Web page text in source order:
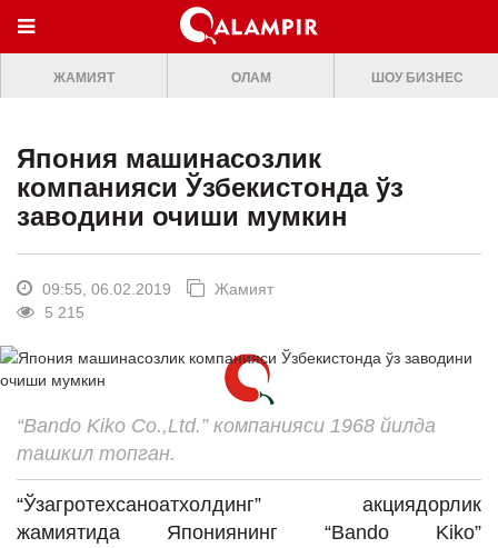
МЕНЮ
ONLINE TV
ЖАМИЯТ
ОЛАМ
ШОУ-БИЗНЕС
Премьера
Клип
Кино
ИНТЕРВЬЮ
ЖАМИЯТ ОЛАМ ШОУ БИЗНЕС
Япония машинасозлик
компанияси Ўзбекистонда ўз
заводини очиши мумкин
09:55, 06.02.2019
Жамият
5 215
“Bando Kiko Co.,Ltd.” компанияси 1968 йилда
ташкил топган.
“Ўзагротехсаноатхолдинг” акциядорлик
жамиятида Япониянинг “Bando Kiko”